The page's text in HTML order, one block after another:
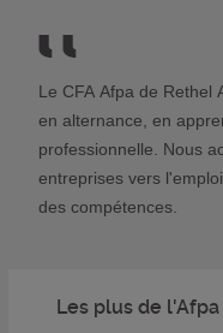
Le CFA Afpa de Rethel
en alternance, en
professionnelle. Nous
entreprises vers
des compétences.
Les plus de l'Afpa